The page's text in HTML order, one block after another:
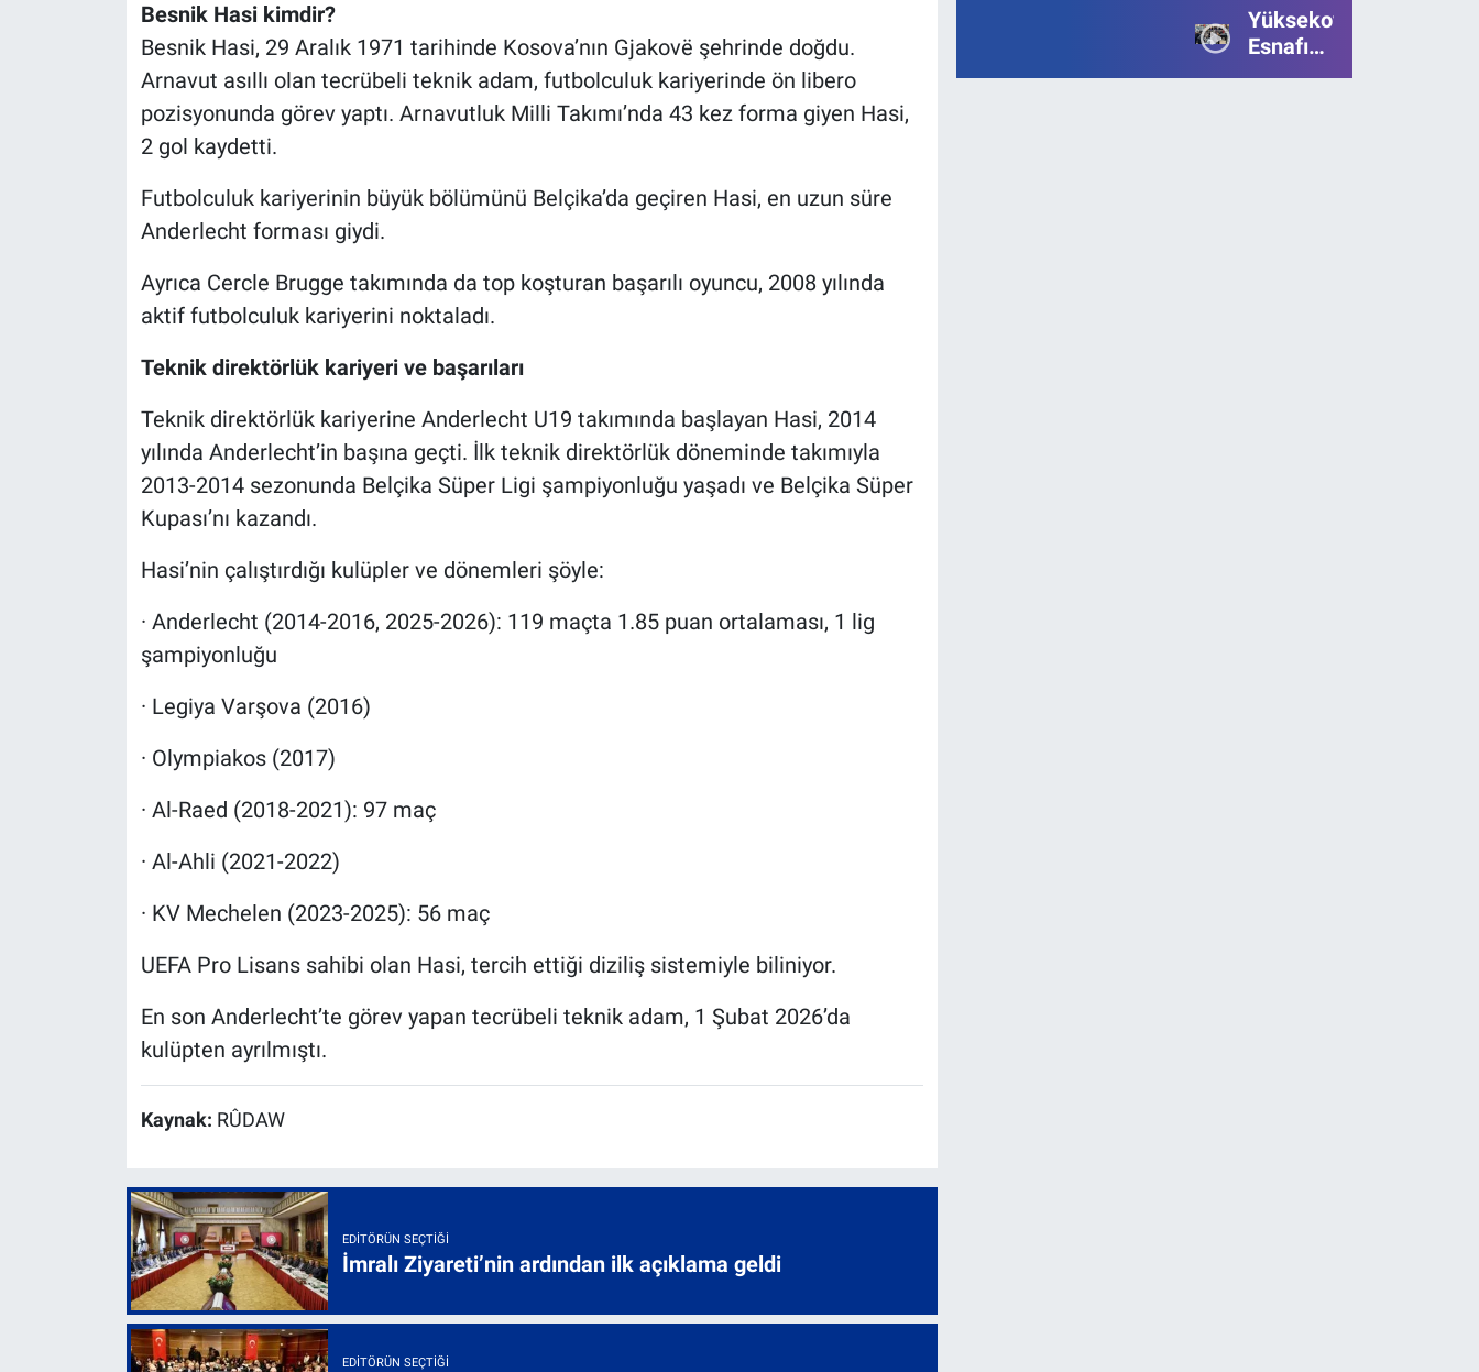
Besnik Hasi kimdir?
Besnik Hasi, 29 Aralık 1971 tarihinde Kosova’nın Gjakovë şehrinde doğdu.
Arnavut asıllı olan tecrübeli teknik adam, futbolculuk kariyerinde ön libero
pozisyonunda görev yaptı. Arnavutluk Milli Takımı’nda 43 kez forma giyen Hasi,
2 gol kaydetti.
Futbolculuk kariyerinin büyük bölümünü Belçika’da geçiren Hasi, en uzun süre
Anderlecht forması giydi.
Ayrıca Cercle Brugge takımında da top koşturan başarılı oyuncu, 2008 yılında
aktif futbolculuk kariyerini noktaladı.
Teknik direktörlük kariyeri ve başarıları
Teknik direktörlük kariyerine Anderlecht U19 takımında başlayan Hasi, 2014
yılında Anderlecht’in başına geçti. İlk teknik direktörlük döneminde takımıyla
2013-2014 sezonunda Belçika Süper Ligi şampiyonluğu yaşadı ve Belçika Süper
Kupası’nı kazandı.
Hasi’nin çalıştırdığı kulüpler ve dönemleri şöyle:
· Anderlecht (2014-2016, 2025-2026): 119 maçta 1.85 puan ortalaması, 1 lig
şampiyonluğu
· Legiya Varşova (2016)
· Olympiakos (2017)
· Al-Raed (2018-2021): 97 maç
· Al-Ahli (2021-2022)
· KV Mechelen (2023-2025): 56 maç
UEFA Pro Lisans sahibi olan Hasi, tercih ettiği diziliş sistemiyle biliniyor.
En son Anderlecht’te görev yapan tecrübeli teknik adam, 1 Şubat 2026’da
kulüpten ayrılmıştı.
Kaynak: RÛDAW
EDITÖRÜN SEÇTIĞI
İmralı Ziyareti’nin ardından ilk açıklama geldi
EDITÖRÜN SEÇTIĞI
Bilgi
Yarışmasının
Birincisi
Yüksekova
Esnafı
Bayrama